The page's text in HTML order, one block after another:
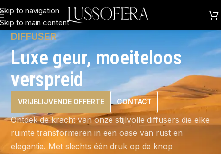
Skip to navigation
Skip to main content
DIFFUSER
Luxe geur, moeiteloos
verspreid
VRIJBLIJVENDE OFFERTE CONTACT
Ontdek de kracht van onze stijlvolle diffusers die elke
ruimte transformeren in een oase van rust en
elegantie. Met slechts één druk op de knop